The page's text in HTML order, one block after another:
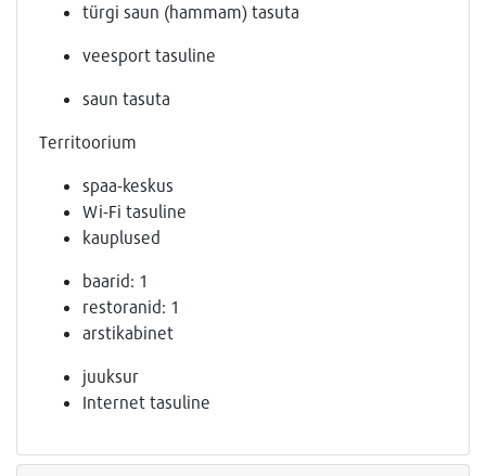
türgi saun (hammam) tasuta
veesport tasuline
saun tasuta
Territoorium
spaa-keskus
Wi-Fi tasuline
kauplused
baarid: 1
restoranid: 1
arstikabinet
juuksur
Internet tasuline